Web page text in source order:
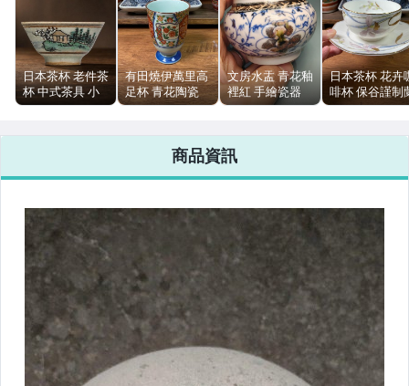
女包精品與女鞋
相機、攝影與周邊
日本茶杯 老件茶
杯 中式茶具 小
茶器 單入 使用
有田燒伊萬里高
足杯 青花陶瓷
青瓷玉潤 全新茶
文房水盂 青花釉
裡紅 手繪瓷器
日本80年代 直
日本茶杯 花卉
啡杯 保谷謹制
字款 瓷器紅茶
商品資訊